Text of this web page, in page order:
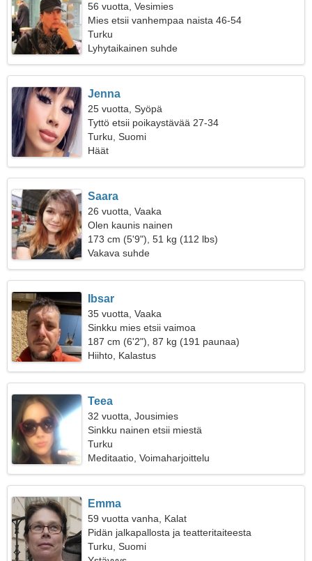
56 vuotta, Vesimies
Mies etsii vanhempaa naista 46-54
Turku
Lyhytaikainen suhde
Jenna
25 vuotta, Syöpä
Tyttö etsii poikaystävää 27-34
Turku, Suomi
Häät
Saara
26 vuotta, Vaaka
Olen kaunis nainen
173 cm (5'9"), 51 kg (112 lbs)
Vakava suhde
Ibsar
35 vuotta, Vaaka
Sinkku mies etsii vaimoa
187 cm (6'2"), 87 kg (191 paunaa)
Hiihto, Kalastus
Teea
32 vuotta, Jousimies
Sinkku nainen etsii miestä
Turku
Meditaatio, Voimaharjoittelu
Emma
59 vuotta vanha, Kalat
Pidän jalkapallosta ja teatteritaiteesta
Turku, Suomi